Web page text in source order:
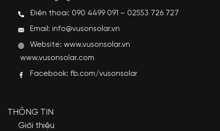
Điện thoại: 090 4499 091 – 02553 726 727
Email: info@vusonsolar.vn
Website:www.vusonsolar.vn
www.vusonsolar.com
Facebook: fb.com/vusonsolar
THÔNG TIN
Giới thiệu